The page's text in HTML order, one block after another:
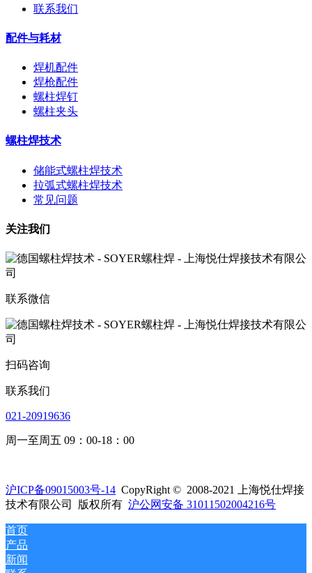
联系我们
配件与耗材
焊机配件
焊枪配件
螺柱焊钉
螺柱夹头
螺柱焊技术
储能式螺柱焊技术
拉弧式螺柱焊技术
常见问题
关注我们
联系微信
扫码咨询
联系我们
021-20919636
周一至周五 09：00-18：00
沪ICP备09015003号-14 CopyRight © 2008-2021 上海悦仕焊接
技术有限公司 版权所有 沪公网安备 31011502004216号
首页
产品
新闻